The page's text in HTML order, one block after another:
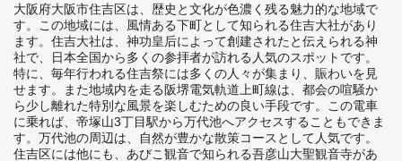
大阪府大阪市住吉区は、歴史と文化が色濃く残る魅力的な地域で
す。この地域には、風情ある下町として知られる住吉大社があり
ます。住吉大社は、神功皇后によって創建されたと伝えられる神
社で、日本全国から多くの参拝者が訪れる人気のスポットです。
特に、毎年行われる住吉祭には多くの人々が集まり、賑わいを見
せます。また地域内を走る阪堺電気軌道上町線は、都会の喧騒か
ら少し離れた特別な風景を楽しむための良い手段です。この電車
に乗れば、帝塚山3丁目駅から万代池へアクセスすることもできま
す。万代池の周辺は、自然が豊かな散策コースとして人気です。
住吉区には他にも、あびこ観音で知られる吾彦山大聖観音寺があ